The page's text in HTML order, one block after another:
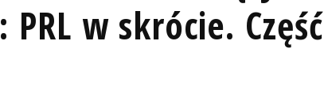
w skrócie. Część